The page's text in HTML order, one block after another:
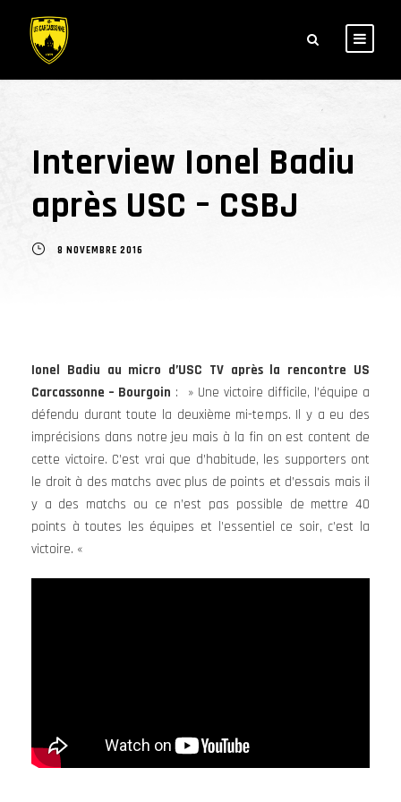
Interview Ionel Badiu
après USC – CSBJ
8 NOVEMBRE 2016
Ionel Badiu au micro d’USC TV après la rencontre US
Carcassonne – Bourgoin : » Une victoire difficile, l’équipe a
défendu durant toute la deuxième mi-temps. Il y a eu des
imprécisions dans notre jeu mais à la fin on est content de
cette victoire. C’est vrai que d’habitude, les supporters ont
le droit à des matchs avec plus de points et d’essais mais il
y a des matchs ou ce n’est pas possible de mettre 40
points à toutes les équipes et l’essentiel ce soir, c’est la
victoire. «